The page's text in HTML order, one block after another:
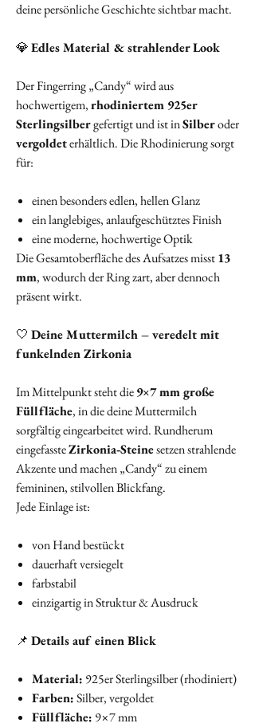
deine persönliche Geschichte sichtbar macht.
💎Edles Material & strahlender Look
Der Fingerring „Candy“ wird aus
hochwertigem,rhodiniertem 925er
Sterlingsilbergefertigt und ist inSilberoder
vergoldeterhältlich. Die Rhodinierung sorgt
für:
einen besonders edlen, hellen Glanz
ein langlebiges, anlaufgeschütztes Finish
eine moderne, hochwertige Optik
Die Gesamtoberfläche des Aufsatzes misst13
mm, wodurch der Ring zart, aber dennoch
präsent wirkt.
🤍 Deine Muttermilch – veredelt mit
funkelnden Zirkonia
Im Mittelpunkt steht die9×7 mm große
Füllfläche, in die deine Muttermilch
sorgfältig eingearbeitet wird. Rundherum
eingefassteZirkonia‑Steinesetzen strahlende
Akzente und machen „Candy“ zu einem
femininen, stilvollen Blickfang.
Jede Einlage ist:
von Hand bestückt
dauerhaft versiegelt
farbstabil
einzigartig in Struktur & Ausdruck
📌 Details auf einen Blick
Material: 925er Sterlingsilber (rhodiniert)
Farben:Silber, vergoldet
Füllfläche: 9×7 mm